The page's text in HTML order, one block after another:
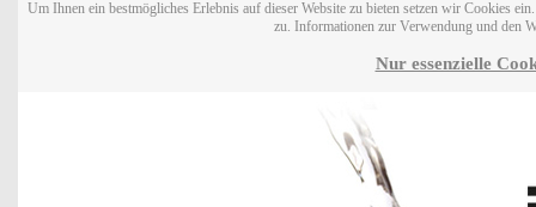
Um Ihnen ein bestmögliches Erlebnis auf dieser Website zu bieten setzen wir Cookies
zu. Informationen zur Verwendung und den
Nur essenzielle